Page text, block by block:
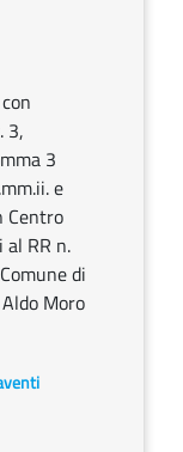
3,
3
e
Centro
RR n.
di
Moro